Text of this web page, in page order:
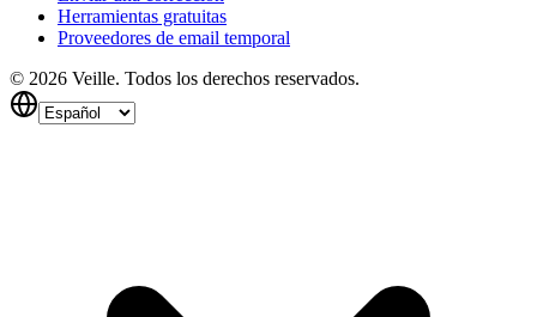
Herramientas gratuitas
Proveedores de email temporal
© 2026 Veille. Todos los derechos reservados.